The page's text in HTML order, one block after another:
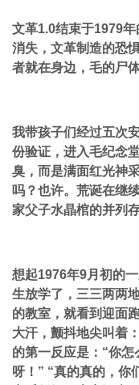
文革1.0结束于1979
消失，文革制造的恐
者就在身边，毛的尸
我带孩子们经过五次
份验证，进入毛纪念
臭，而是满面红光神
吗？也许。荒诞在继
家父子水晶棺的并列存
想起1976年9月初的
生放学了，三三两两
的教室，就看到迎面
大汗，颤抖地尖叫着
的第一反应是：“你
呀！” “真的真的，你